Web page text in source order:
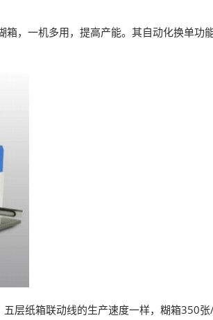
，一机多用，提高产能。其自动化换单功
层纸箱联动线的生产速度一样，糊箱350张/